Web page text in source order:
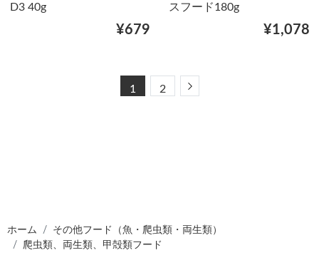
D3 40g
¥679
スフード180g
¥1,078
1 2 Next
ホーム
その他フード（魚・爬虫類・両生類）
爬虫類、両生類、甲殻類フード